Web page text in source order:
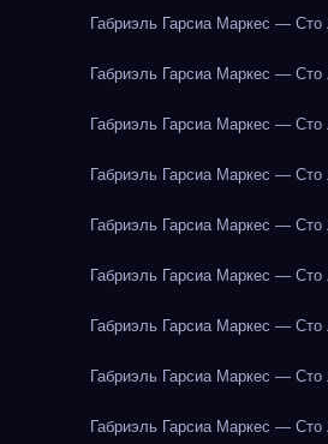
Габриэль Гарсиа Маркес — Сто
Габриэль Гарсиа Маркес — Сто
Габриэль Гарсиа Маркес — Сто
Габриэль Гарсиа Маркес — Сто
Габриэль Гарсиа Маркес — Сто
Габриэль Гарсиа Маркес — Сто
Габриэль Гарсиа Маркес — Сто
Габриэль Гарсиа Маркес — Сто
Габриэль Гарсиа Маркес — Сто